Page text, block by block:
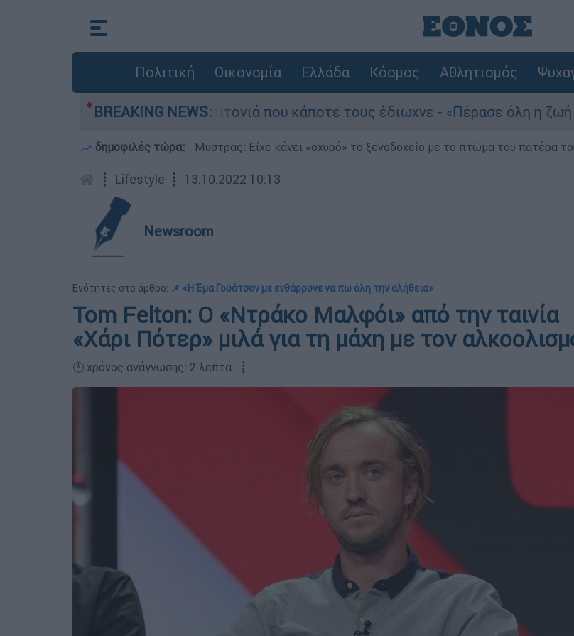
Πολιτική Οικονομία Ελλάδα Κόσμος Αθλητισμός
BREAKING NEWS:
μεγάλη φωτιά τη γειτονιά που κάποτε τους έδιωχνε - «Πέρασε όλη η ζωή μπροστά
δημοφιλές τώρα: Μυστράς: Είχε κάνει «οχυρό» το ξενοδοχείο με το πτώμα του πατέρα
┋ Lifestyle ┋ 13.10.2022 10:13
Newsroom
Ενότητες στο άρθρο: 📌 «Η Έμα Γουάτσον με ενθάρρυνε να πω όλη την αλήθεια»
Tom Felton: Ο «Ντράκο Μαλφόι» από την ταινία
«Χάρι Πότερ» μιλά για τη μάχη με τον
🕛 χρόνος ανάγνωσης: 2 λεπτά ┋